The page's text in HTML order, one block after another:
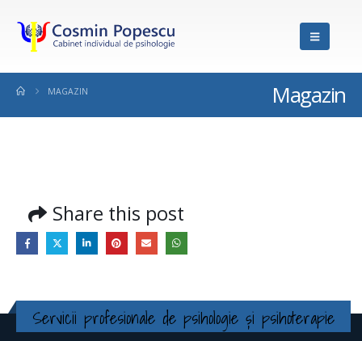
Magazin
MAGAZIN
Share this post
Servicii profesionale de psihologie și psihoterapie